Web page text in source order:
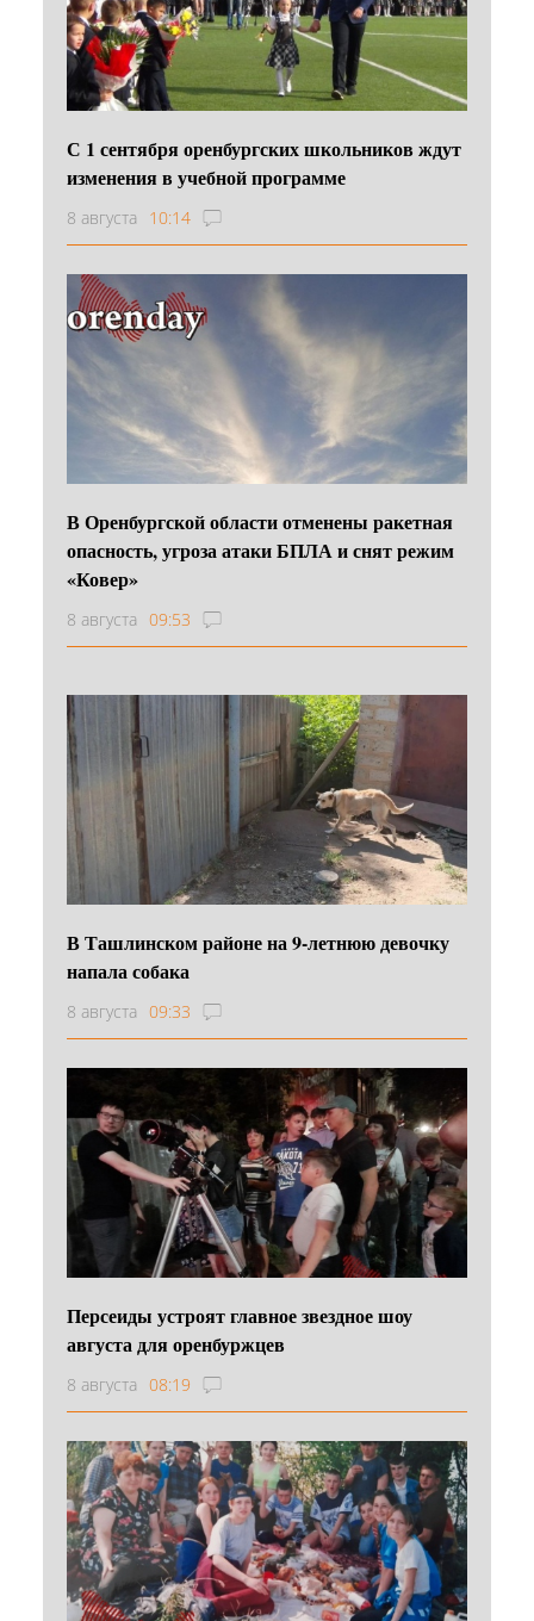
С 1 сентября оренбургских школьников ждут
изменения в учебной программе
8 августа 10:14
В Оренбургской области отменены ракетная
опасность, угроза атаки БПЛА и снят режим
«Ковер»
8 августа 09:53
В Ташлинском районе на 9-летнюю девочку
напала собака
8 августа 09:33
Персеиды устроят главное звездное шоу
августа для оренбуржцев
8 августа 08:19